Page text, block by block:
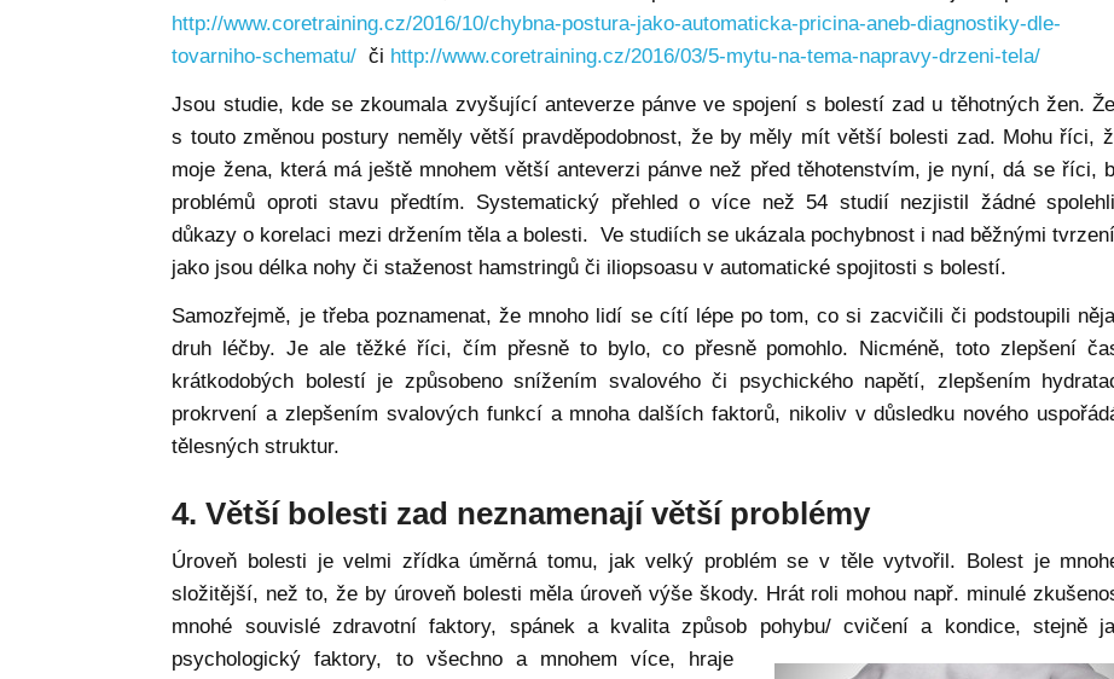
http://www.coretraining.cz/2016/10/chybna-postura-jako-automaticka-pricina-aneb-diagnostiky-dle-
tovarniho-schematu/ či http://www.coretraining.cz/2016/03/5-mytu-na-tema-napravy-drzeni-tela/
Jsou studie, kde se zkoumala zvyšující anteverze pánve ve spojení s bolestí zad u těhotných žen.
s touto změnou postury neměly větší pravděpodobnost, že by měly mít větší bolesti zad. Mohu říci,
moje žena, která má ještě mnohem větší anteverzi pánve než před těhotenstvím, je nyní, dá se říci,
problémů oproti stavu předtím. Systematický přehled o více než 54 studií nezjistil žádné
důkazy o korelaci mezi držením těla a bolesti. Ve studiích se ukázala pochybnost i nad běžnými
jako jsou délka nohy či staženost hamstringů či iliopsoasu v automatické spojitosti s bolestí.
Samozřejmě, je třeba poznamenat, že mnoho lidí se cítí lépe po tom, co si zacvičili či podstoupili
druh léčby. Je ale těžké říci, čím přesně to bylo, co přesně pomohlo. Nicméně, toto zlepšení
krátkodobých bolestí je způsobeno snížením svalového či psychického napětí, zlepšením
prokrvení a zlepšením svalových funkcí a mnoha dalších faktorů, nikoliv v důsledku nového
tělesných struktur.
4. Větší bolesti zad neznamenají větší problémy
Úroveň bolesti je velmi zřídka úměrná tomu, jak velký problém se v těle vytvořil. Bolest je
složitější, než to, že by úroveň bolesti měla úroveň výše škody. Hrát roli mohou např. minulé
mnohé souvislé zdravotní faktory, spánek a kvalita způsob pohybu/ cvičení a kondice, stejně
psychologický faktory, to všechno a mnohem více, hraje